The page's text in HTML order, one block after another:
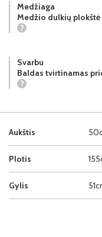
Aukštis
Plotis
Gylis
Medžiaga
Medžio dulkių plokštė
?
Svarbu
Baldas tvirtinamas
?